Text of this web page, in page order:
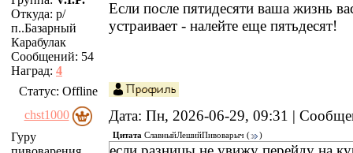
Откуда: р/
п..Базарный
Карабулак
Сообщений: 54
Наград: 4
Если после пятидесяти ваша жизнь
устраивает - налейте еще пятьдесят!
Статус: Offline
chst1000
Дата: Пн, 2026-06-29, 09:31 |
Гуру
Цитата СлавныйЛешийПивоварыч ( )